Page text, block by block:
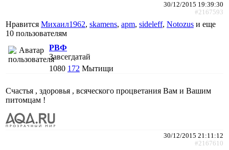
30/12/2015 19:39:30
#2167593
Нравится Михаил1962, skamens, apm, sideleff, Notozus и еще
10 пользователям
РВФ
Завсегдатай
1080 172 Мытищи
Счастья , здоровья , всяческого процветания Вам и Вашим
питомцам !
30/12/2015 21:11:12
#2167610